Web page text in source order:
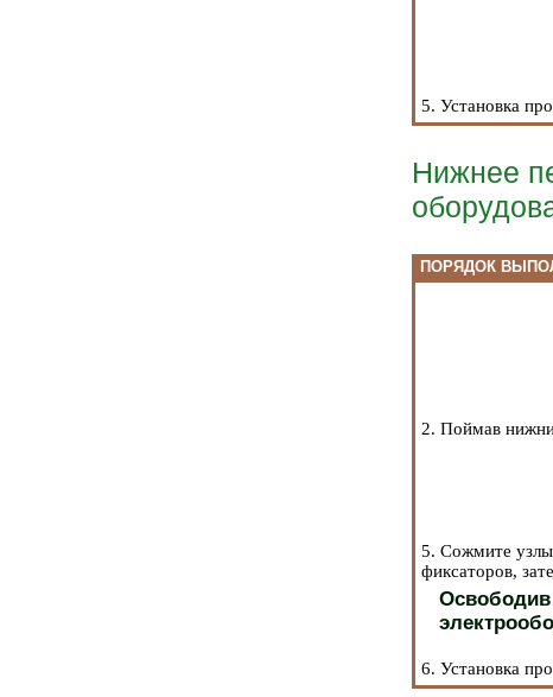
5. Установка
Нижнее
ПОРЯДОК
2. Поймав
5. Сожмите узлы
фиксаторов,
6. Установка